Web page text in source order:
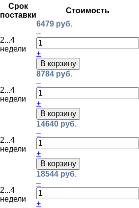
Срок
поставки
Стоимость
2...4
недели
6479 руб.
–
+
В корзину
2...4
недели
8784 руб.
–
+
В корзину
2...4
недели
14640 руб.
–
+
В корзину
2...4
недели
18544 руб.
–
+